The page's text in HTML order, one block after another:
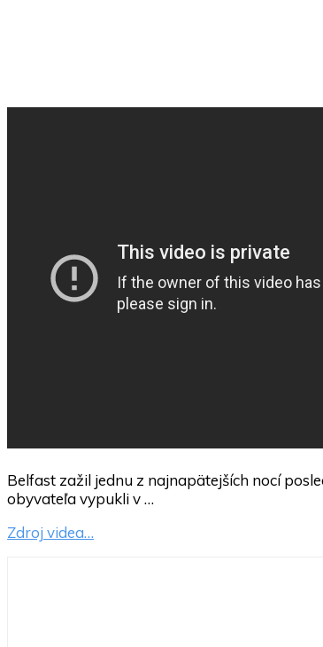
Belfast zažil jednu z najnapätejších nocí
obyvateľa vypukli v …
Zdroj videa…